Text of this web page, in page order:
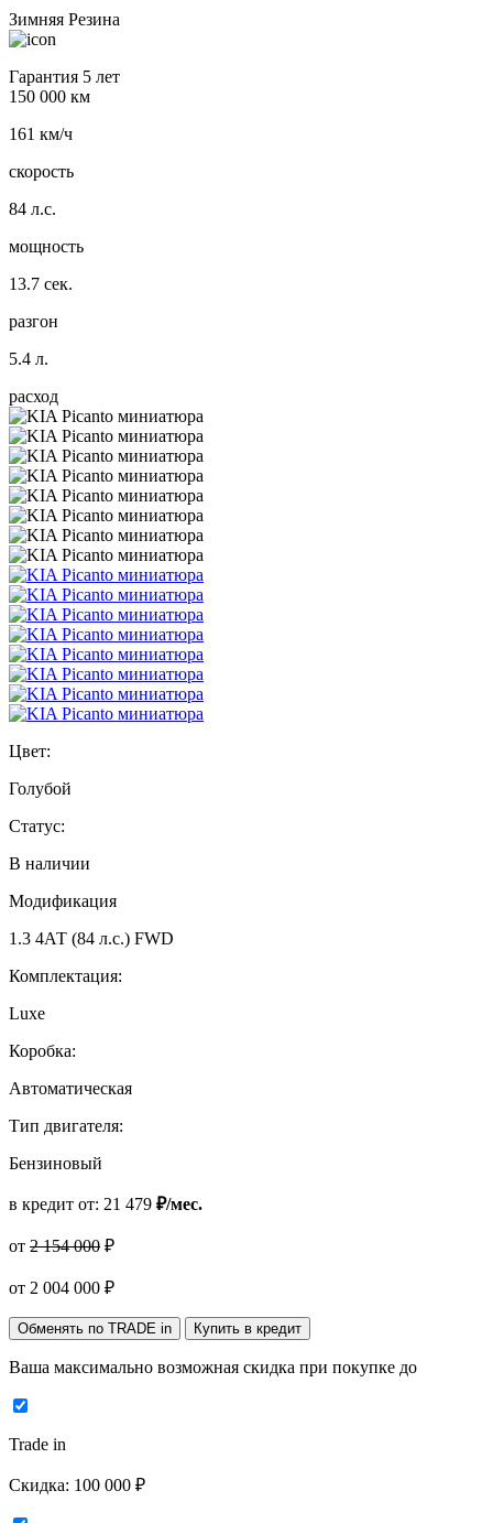
Зимняя Резина
Гарантия 5 лет
150 000 км
161 км/ч
скорость
84 л.с.
мощность
13.7 сек.
разгон
5.4 л.
расход
Цвет:
Голубой
Статус:
В наличии
Модификация
1.3 4АТ (84 л.с.) FWD
Комплектация:
Luxe
Коробка:
Автоматическая
Тип двигателя:
Бензиновый
в кредит от: 21 479 ₽/мес.
от 2 154 000 ₽
от 2 004 000 ₽
Обменять по TRADE in Купить в кредит
Ваша максимально возможная скидка при покупке до
Trade in
Скидка: 100 000 ₽